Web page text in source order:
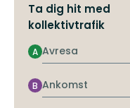
Ta dig hit med
kollektivtrafik
Avresa
A
Ankomst
B